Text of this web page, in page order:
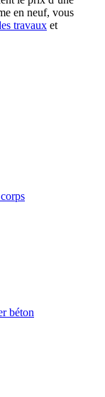
en neuf, vous
travaux et
béton